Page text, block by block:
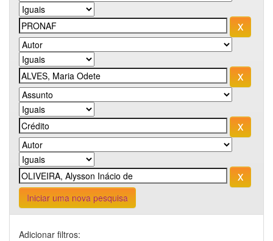
Iniciar uma nova pesquisa
Adicionar filtros: